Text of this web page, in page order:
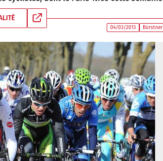
04/03/2013 Bürstner